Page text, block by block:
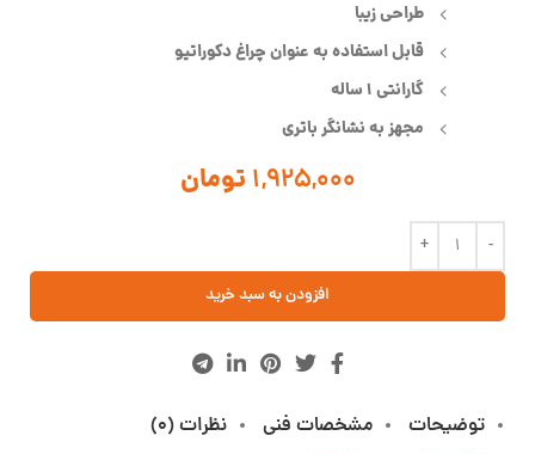
طراحی زیبا
قابل استفاده به عنوان چراغ دکوراتیو
گارانتی 1 ساله
مجهز به نشانگر باتری
1,925,000 تومان
افزودن به سبد خرید
توضیحات مشخصات فنی نظرات (0)